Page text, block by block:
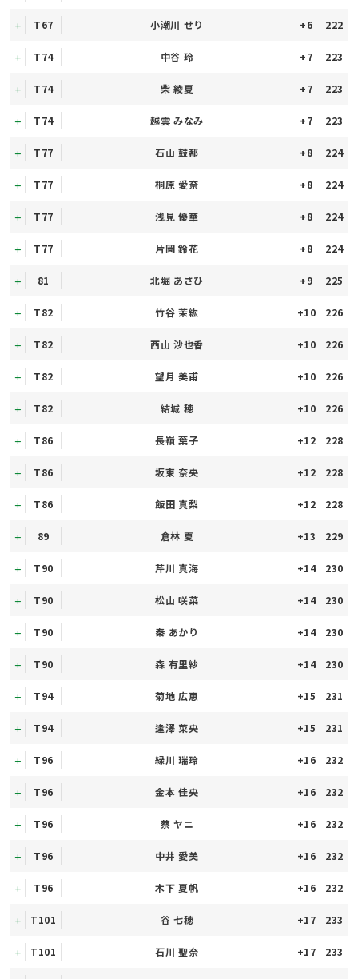
T67 小潮川 せり +6 222
T74 中谷 玲 +7 223
T74 柴 綾夏 +7 223
T74 越雲 みなみ +7 223
T77 石山 鼓都 +8 224
T77 桐原 愛奈 +8 224
T77 浅見 優華 +8 224
T77 片岡 鈴花 +8 224
81 北堀 あさひ +9 225
T82 竹谷 茉紘 +10 226
T82 西山 沙也香 +10 226
T82 望月 美甫 +10 226
T82 結城 穂 +10 226
T86 長嶺 葉子 +12 228
T86 坂東 奈央 +12 228
T86 飯田 真梨 +12 228
89 倉林 夏 +13 229
T90 芹川 真海 +14 230
T90 松山 咲菜 +14 230
T90 秦 あかり +14 230
T90 森 有里紗 +14 230
T94 菊地 広恵 +15 231
T94 逢澤 菜央 +15 231
T96 緑川 瑞玲 +16 232
T96 金本 佳央 +16 232
T96 蔡 ヤニ +16 232
T96 中井 愛美 +16 232
T96 木下 夏帆 +16 232
T101 谷 七穂 +17 233
T101 石川 聖奈 +17 233